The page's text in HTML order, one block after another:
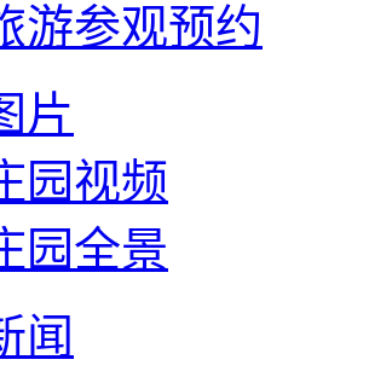
游参观预约
片
园视频
园全景
闻